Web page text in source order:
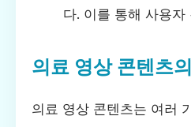
다. 이를 통해 사용자
의료 영상 콘텐츠
의료 영상 콘텐츠는 여러